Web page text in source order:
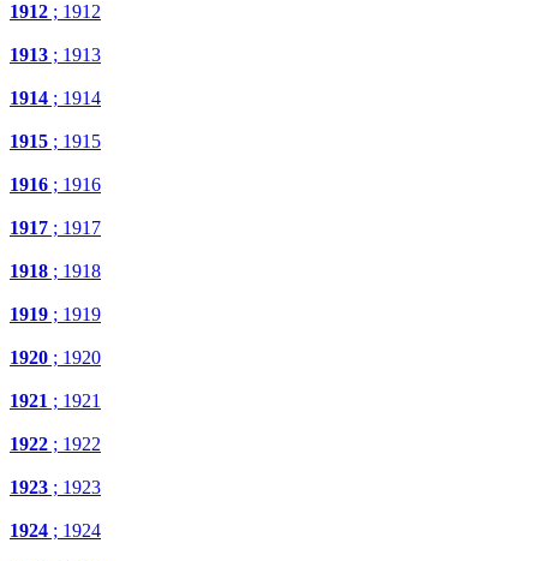
1912 ; 1912
1913 ; 1913
1914 ; 1914
1915 ; 1915
1916 ; 1916
1917 ; 1917
1918 ; 1918
1919 ; 1919
1920 ; 1920
1921 ; 1921
1922 ; 1922
1923 ; 1923
1924 ; 1924